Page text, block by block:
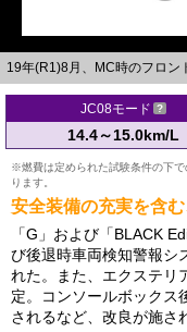
19年(R1)8月、MC時のフロン
JC08モード
14.4～15.0km/L
※燃費は定められた試験条件の下
ります。
安全装備の充実を含
「G」および「BLACK
び後退時車両検知警報シ
れた。また、エクステリ
定。コンソールボックス
されるなど、改良が施さ